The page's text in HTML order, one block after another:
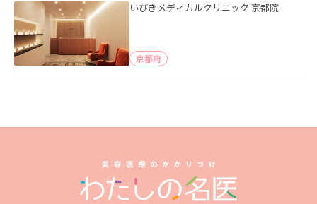
いびきメディカルクリニック 京都院
京都府